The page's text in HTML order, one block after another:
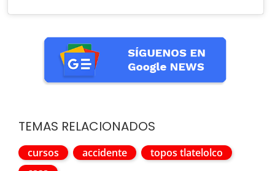
TEMAS RELACIONADOS
cursos accidente
topos tlatelolco